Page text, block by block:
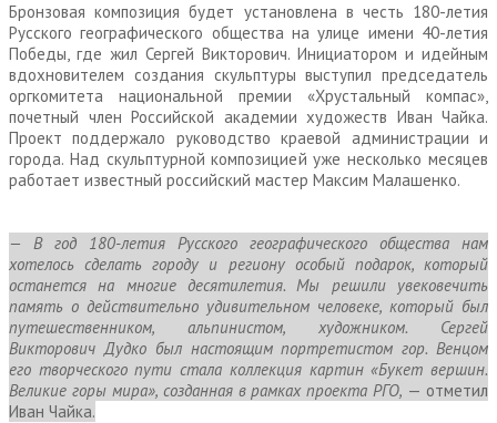
Бронзовая композиция будет установлена в честь 180-летия
Русского географического общества на улице имени 40-летия
Победы, где жил Сергей Викторович. Инициатором и идейным
вдохновителем создания скульптуры выступил председатель
оргкомитета национальной премии «Хрустальный компас»,
почетный член Российской академии художеств Иван Чайка.
Проект поддержало руководство краевой администрации и
города. Над скульптурной композицией уже несколько месяцев
работает известный российский мастер Максим Малашенко.
— В год 180-летия Русского географического общества нам
хотелось сделать городу и региону особый подарок, который
останется на многие десятилетия. Мы решили увековечить
память о действительно удивительном человеке, который был
путешественником, альпинистом, художником. Сергей
Викторович Дудко был настоящим портретистом гор. Венцом
его творческого пути стала коллекция картин «Букет вершин.
Великие горы мира», созданная в рамках проекта РГО, — отметил
Иван Чайка.